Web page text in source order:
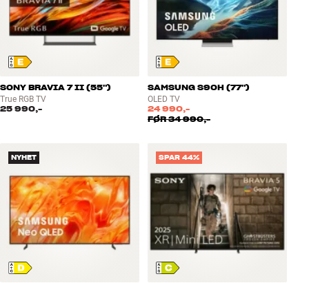
SONY BRAVIA 7 II (55")
True RGB TV
25 990,-
SAMSUNG S90H (77")
OLED TV
24 990,-
FØR34 990,-
NYHET SPAR 44%